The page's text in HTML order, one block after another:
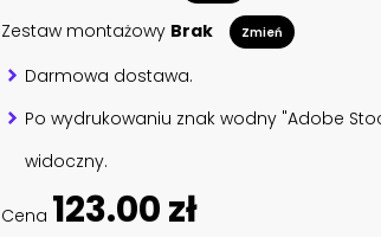
Zestaw montażowy Brak Zmień
Darmowa dostawa.
Po wydrukowaniu znak wodny "Adobe
widoczny.
Cena 123.00 zł